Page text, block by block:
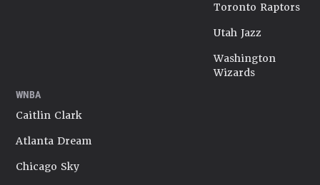
Toronto Raptors
Utah Jazz
Washington
Wizards
WNBA
Caitlin Clark
Atlanta Dream
Chicago Sky